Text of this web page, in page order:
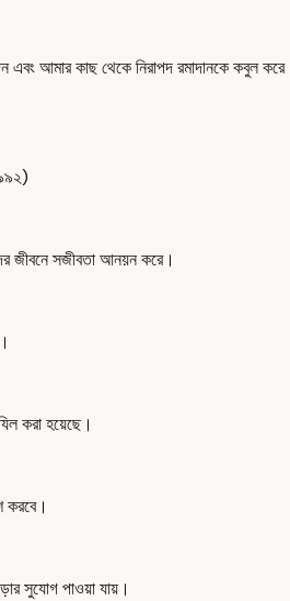
এবং আমার কাছ থেকে নিরাপদ রমাদানকে কবুল করে
জীবনে সজীবতা আনয়ন করে।
করা হয়েছে।
করবে।
সুযোগ পাওয়া যায়।